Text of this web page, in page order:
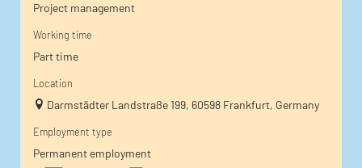
Project management
Working time
Part time
Location
Darmstädter Landstraße 199, 60598 Frankfurt, Germany
Employment type
Permanent employment